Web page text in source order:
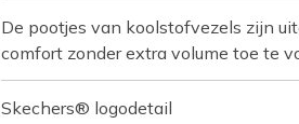
De pootjes van koolstofvezels zijn
comfort zonder extra volume toe te
Skechers® logodetail